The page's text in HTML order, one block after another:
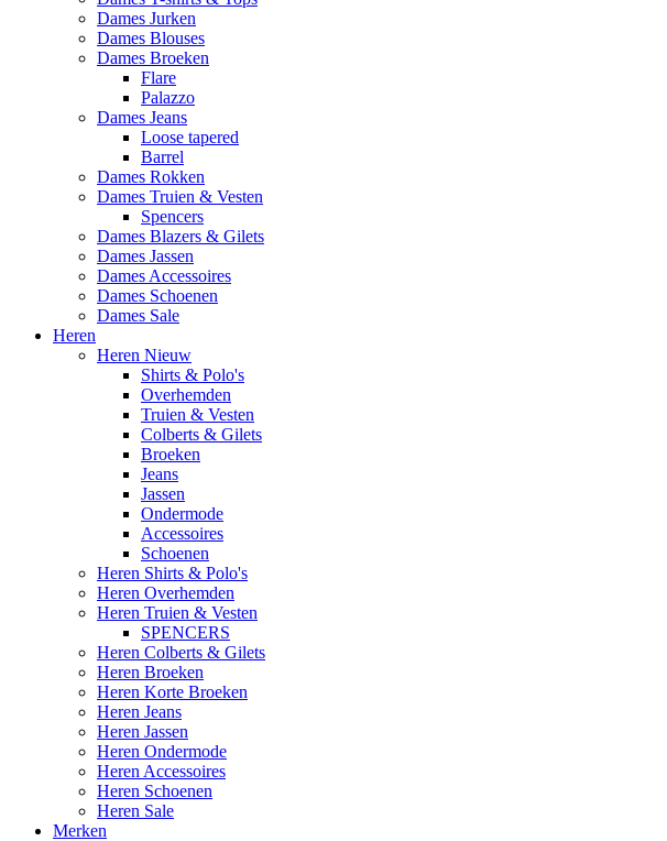
Dames Jurken
Dames Blouses
Dames Broeken
Flare
Palazzo
Dames Jeans
Loose tapered
Barrel
Dames Rokken
Dames Truien & Vesten
Spencers
Dames Blazers & Gilets
Dames Jassen
Dames Accessoires
Dames Schoenen
Dames Sale
Heren
Heren Nieuw
Shirts & Polo's
Overhemden
Truien & Vesten
Colberts & Gilets
Broeken
Jeans
Jassen
Ondermode
Accessoires
Schoenen
Heren Shirts & Polo's
Heren Overhemden
Heren Truien & Vesten
SPENCERS
Heren Colberts & Gilets
Heren Broeken
Heren Korte Broeken
Heren Jeans
Heren Jassen
Heren Ondermode
Heren Accessoires
Heren Schoenen
Heren Sale
Merken